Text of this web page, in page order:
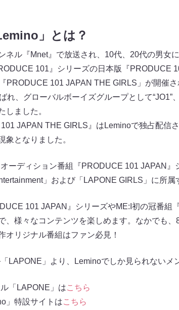
」とは？
ネル『Mnet』で放送され、10代、20代の男女
101』シリーズの日本版『PRODUCE
PRODUCE 101 JAPAN THE GIRLS」が開催
れ、グローバルボーイズグループとして“JO1”
しました。
JAPAN THE GIRLS』はLeminoで独占配信
象となりました。
ーディション番組『PRODUCE 101 JAPAN
」および「LAPONE GIRLS」に所属
101 JAPAN』シリーズやME:I初の冠番組
、様々なコンテンツを楽しめます。なかでも
オリジナル番組はファン必見！
LAPONE」より、Leminoでしか見られないメ
「LAPONE」はこちら
」特設サイトはこちら